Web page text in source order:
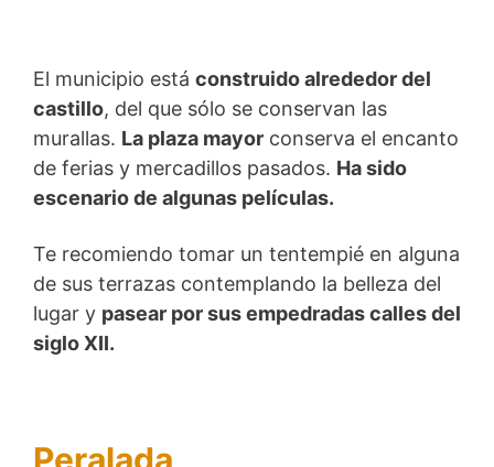
El municipio está construido alrededor del
castillo, del que sólo se conservan las
murallas. La plaza mayor conserva el encanto
de ferias y mercadillos pasados. Ha sido
escenario de algunas películas.
Te recomiendo tomar un tentempié en alguna
de sus terrazas contemplando la belleza del
lugar y pasear por sus empedradas calles del
siglo XII.
Peralada